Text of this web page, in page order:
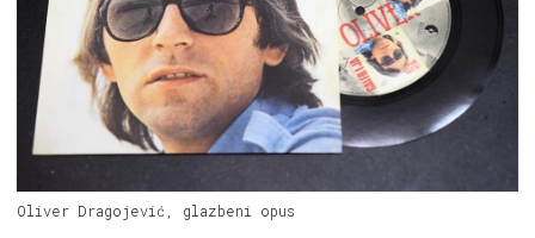
Oliver Dragojević, glazbeni opus